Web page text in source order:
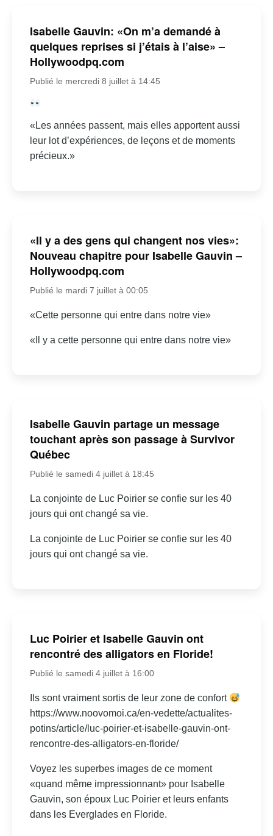
Isabelle Gauvin: «On m’a demandé à
quelques reprises si j’étais à l’aise» –
Hollywoodpq.com
Publié le mercredi 8 juillet à 14:45
«Les années passent, mais elles apportent aussi
leur lot d’expériences, de leçons et de moments
précieux.»
«Il y a des gens qui changent nos vies»:
Nouveau chapitre pour Isabelle Gauvin –
Hollywoodpq.com
Publié le mardi 7 juillet à 00:05
«Cette personne qui entre dans notre vie»
«Il y a cette personne qui entre dans notre vie»
Isabelle Gauvin partage un message
touchant après son passage à Survivor
Québec
Publié le samedi 4 juillet à 18:45
La conjointe de Luc Poirier se confie sur les 40
jours qui ont changé sa vie.
La conjointe de Luc Poirier se confie sur les 40
jours qui ont changé sa vie.
Luc Poirier et Isabelle Gauvin ont
rencontré des alligators en Floride!
Publié le samedi 4 juillet à 16:00
Ils sont vraiment sortis de leur zone de confort
https://www.noovomoi.ca/en-vedette/actualites-
potins/article/luc-poirier-et-isabelle-gauvin-ont-
rencontre-des-alligators-en-floride/
Voyez les superbes images de ce moment
«quand même impressionnant» pour Isabelle
Gauvin, son époux Luc Poirier et leurs enfants
dans les Everglades en Floride.